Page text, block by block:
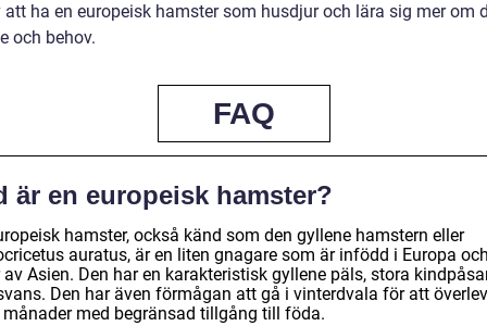
ha en europeisk hamster som husdjur och lära sig mer om
och behov.
FAQ
är en europeisk hamster?
hamster, också känd som den gyllene hamstern eller
auratus, är en liten gnagare som är infödd i Europa
av Asien. Den har en karakteristisk gyllene päls, stora
Den har även förmågan att gå i vinterdvala för att
med begränsad tillgång till föda.